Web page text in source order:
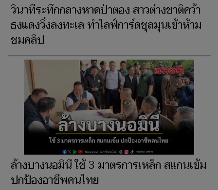
วินาทีระทึกกลางหาดป่าตอง สาวต่างชาติคว้า
ธงแดงวิ่งลงทะเล ทำไลฟ์การ์ดชุลมุนเข้าห้าม
ชมคลิป
ล้างบางนอมินี ใช้ 3 มาตรการเหล็ก สแกนเข้ม
ปกป้องอาชีพคนไทย